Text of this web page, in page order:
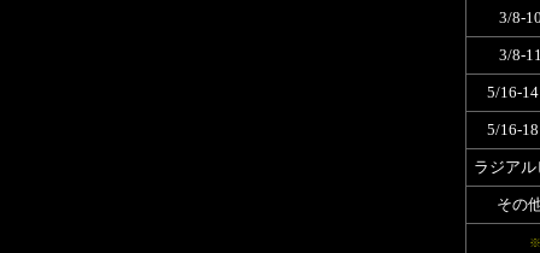
3/8-
3/8-
5/16-
5/16-
ラジアル
その